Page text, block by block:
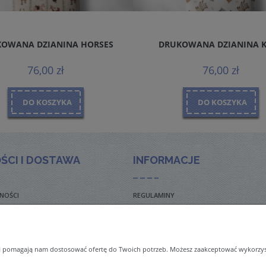
DZIANINA HORSES
76,00 zł
DO KOSZYKA
DRUKOWANA DZIANINA
76,00 zł
DO KOSZYKA
I DOSTAWA
ORDERS & SHIPMENT
INFORMACJE
REGULAMINY
nam dostosować ofertę do Twoich potrzeb. Możesz zaakceptować